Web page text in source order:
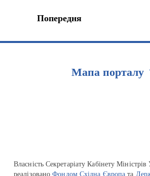
Попередня
Мапа порталу
Власність Секретаріату Кабінету
реалізованоФондом Східна Європа та